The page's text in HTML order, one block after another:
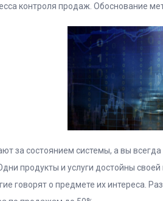
контроля продаж. Обоснование
за состоянием системы, а вы
продукты и услуги достойны
говорят о предмете их интереса.